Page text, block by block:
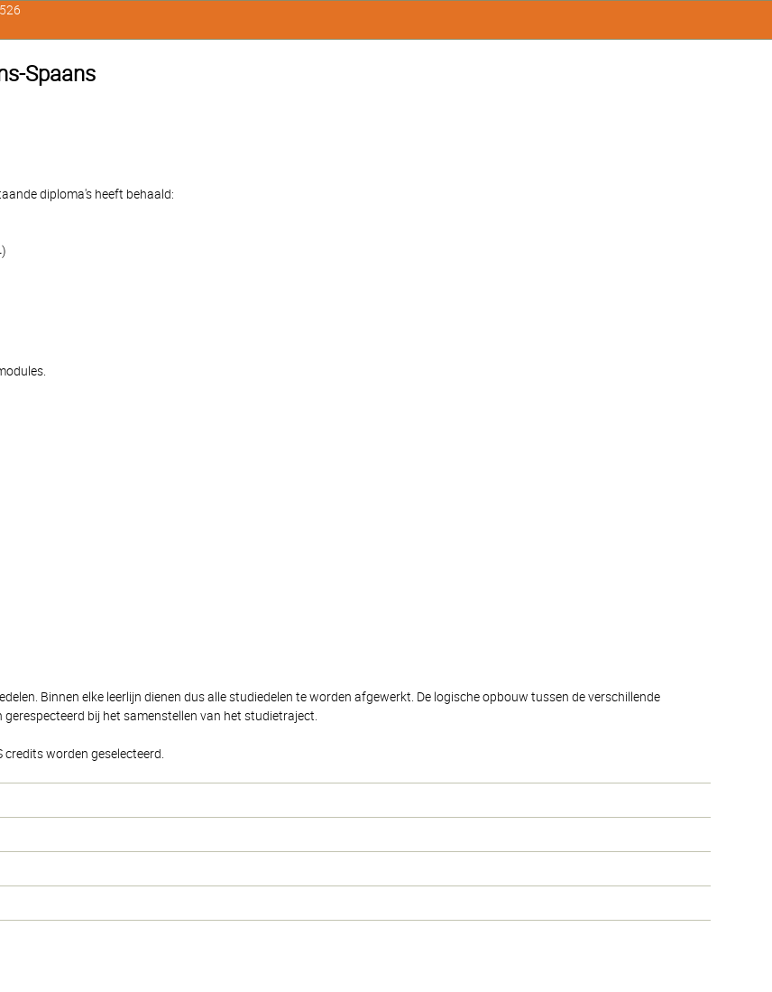
Spaans
diploma's heeft behaald:
Binnen elke leerlijn dienen dus alle studiedelen te worden afgewerkt. De logische opbouw tussen de verschillende
bij het samenstellen van het studietraject.
credits worden geselecteerd.